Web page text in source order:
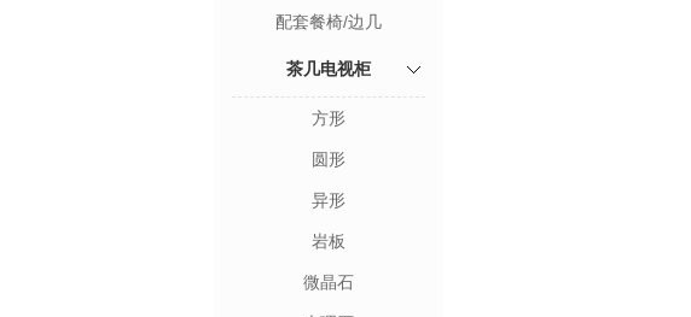
配套餐椅/边几
茶几电视柜
方形
圆形
异形
岩板
微晶石